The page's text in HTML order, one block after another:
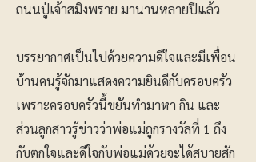
ถนนปู่เจ้าสมิงพราย มานานหลายปีแล้ว
บรรยากาศเป็นไปด้วยความดีใจและมีเพื่อน
บ้านคนรู้จักมาแสดงความยินดีกับครอบครัว
เพราะครอบครัวนี้ขยันทำมาหา กิน และ
ส่วนลูกสาวรู้ข่าวว่าพ่อแม่ถูกรางวัลที่ 1 ถึง
กับตกใจและดีใจกับพ่อแม่ด้วยจะได้สบายสัก